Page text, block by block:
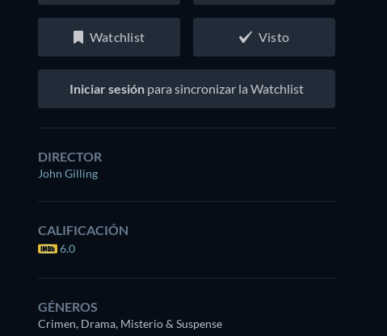
Watchlist Visto
Iniciar sesión para sincronizar la Watchlist
DIRECTOR
John Gilling
CALIFICACIÓN
6.0
GÉNEROS
Crimen, Drama, Misterio & Suspense